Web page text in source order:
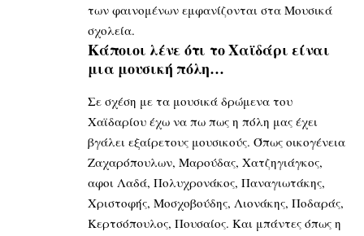
των φαινομένων εμφανίζονται στα Μουσικά
σχολεία.
Κάποιοι λένε ότι το Χαϊδάρι είναι
μια μουσική πόλη…
Σε σχέση με τα μουσικά δρώμενα του
Χαϊδαρίου έχω να πω πως η πόλη μας έχει
βγάλει εξαίρετους μουσικούς. Όπως οικογένεια
Ζαχαρόπουλων, Μαρούδας, Χατζηγιάγκος,
αφοι Λαδά, Πολυχρονάκος, Παναγιωτάκης,
Χριστοφής, Μοσχοβούδης, Λιονάκης, Ποδαράς,
Κερτσόπουλος, Πουσαίος. Και μπάντες όπως η